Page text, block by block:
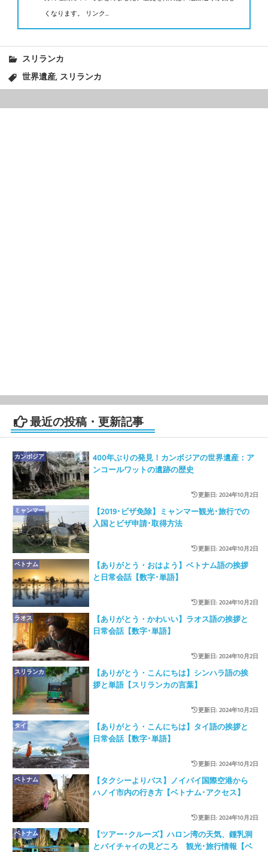
くなります。 リンク...
スリランカ
世界遺産, スリランカ
最近の投稿・更新記事
400年ぶりの発見！カンボジアの世界遺産：ア
ンコールワットの遺跡の歴史
カンボジア
更新日: 2024年10月2日
【2019･ビザ免除】ミャンマー観光･旅行での
入国とビザ申請･取得方法
ミャンマー
更新日: 2024年10月2日
【ありがとう・おはよう】ベトナム語の挨拶
と日常会話【数字･単語】
ベトナム
更新日: 2024年10月2日
【ありがとう・かわいい】ラオス語の挨拶と
日常会話【数字･単語】
ラオス
更新日: 2024年10月2日
【ありがとう・こんにちは】シンハラ語の挨
拶と単語【スリランカの言葉】
スリランカ
更新日: 2024年10月2日
【ありがとう・こんにちは】タイ語の挨拶と
日常会話【数字･単語】
タイ
更新日: 2024年10月2日
【タクシーよりバス】ノイバイ国際空港から
ハノイ市内の行き方【ベトナム･アクセス】
ベトナム
更新日: 2024年10月2日
【ツアー･クルーズ】ハロン湾の天気、鍾乳洞
とバイチャイの見どころ 観光･旅行情報【ベ
ベトナム